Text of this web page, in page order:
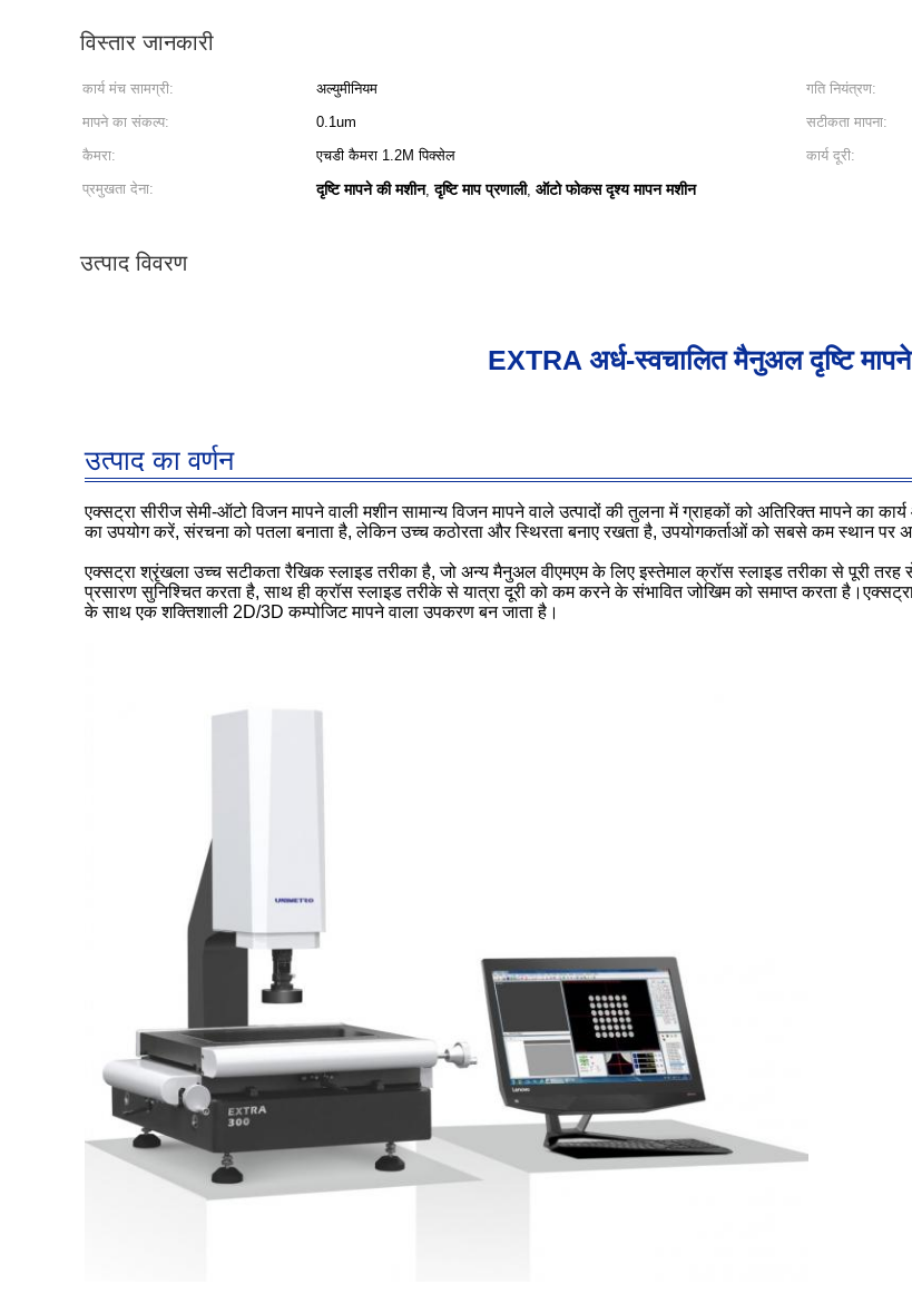
विस्तार जानकारी
कार्य मंच सामग्री: अल्युमीनियम गति नियंत्रण:
मापने का संकल्प:
0.1um सटीकता मापना:
कैमरा:
एचडी कैमरा 1.2M पिक्सेल कार्य दूरी:
प्रमुखता देना:
दृष्टि मापने की मशीन,दृष्टि माप प्रणाली, ऑटो फोकस दृश्य मापन मशीन
उत्पाद विवरण
EXTRA अर्ध-स्वचालित मैनुअल दृष्टि
उत्पाद का वर्णन
एक्सट्रा सीरीज सेमी-ऑटो विजन मापने वाली मशीन सामान्य विजन मापने वाले उत्पादों की तुलना में ग्राहकों को अतिरिक्त मापने का
का उपयोग करें, संरचना को पतला बनाता है, लेकिन उच्च कठोरता और स्थिरता बनाए रखता है, उपयोगकर्ताओं को सबसे कम स्थान पर
एक्सट्रा श्रृंखला उच्च सटीकता रैखिक स्लाइड तरीका है, जो अन्य मैनुअल वीएमएम के लिए इस्तेमाल क्रॉस स्लाइड तरीका से पूरी
प्रसारण सुनिश्चित करता है, साथ ही क्रॉस स्लाइड तरीके से यात्रा दूरी को कम करने के संभावित जोखिम को समाप्त करता
के साथ एक शक्तिशाली 2D/3D कम्पोजिट मापने वाला उपकरण बन जाता है।